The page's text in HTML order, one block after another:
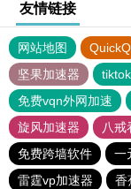
友情链接
网站地图 QuickQ
坚果加速器
免费vqn外网加速
旋风加速器
八戒
免费跨墙软件
一
雷霆vp加速器
香